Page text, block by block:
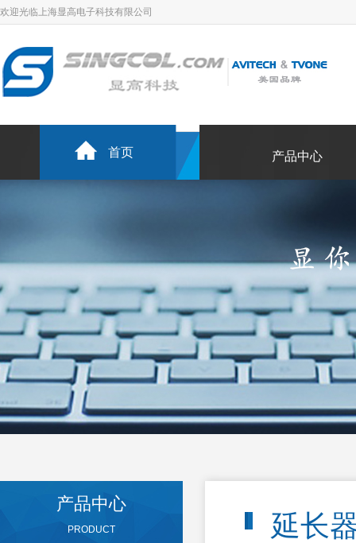
欢迎光临上海显高电子科技有限公司
首页 产品中心
产品中心
PRODUCT 延长